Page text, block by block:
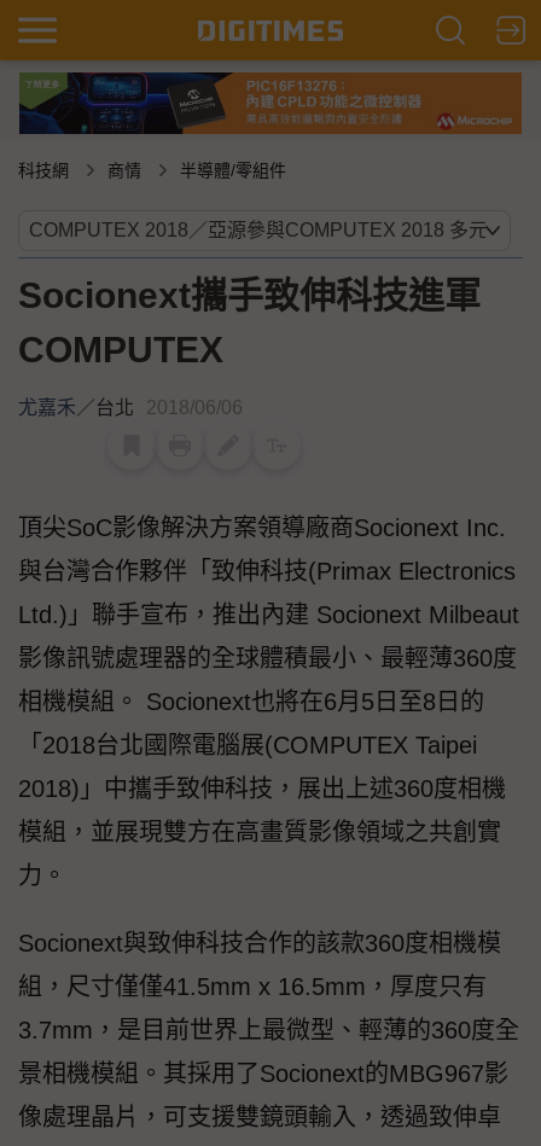
科技網 商情 半導體/零組件
Socionext攜手致伸科技進軍
COMPUTEX
尤嘉禾／台北 2018/06/06
頂尖SoC影像解決方案領導廠商Socionext Inc.
與台灣合作夥伴「致伸科技(Primax Electronics
Ltd.)」聯手宣布，推出內建 Socionext Milbeaut
影像訊號處理器的全球體積最小、最輕薄360度
相機模組。 Socionext也將在6月5日至8日的
「2018台北國際電腦展(COMPUTEX Taipei
2018)」中攜手致伸科技，展出上述360度相機
模組，並展現雙方在高畫質影像領域之共創實
力。
Socionext與致伸科技合作的該款360度相機模
組，尺寸僅僅41.5mm x 16.5mm，厚度只有
3.7mm，是目前世界上最微型、輕薄的360度全
景相機模組。其採用了Socionext的MBG967影
像處理晶片，可支援雙鏡頭輸入，透過致伸卓